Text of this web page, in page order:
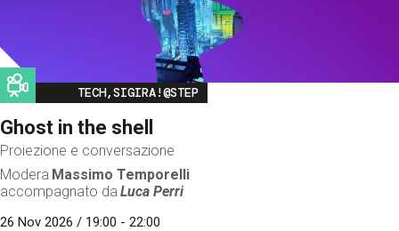
Image
TECH,SIGIRA!@STEP
Ghost in the shell
Proiezione e conversazione
Modera Massimo Temporelli
accompagnato da Luca Perri
26 Nov 2026 / 19:00 - 22:00